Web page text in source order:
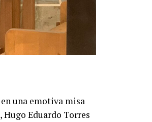
una emotiva misa
Eduardo Torres